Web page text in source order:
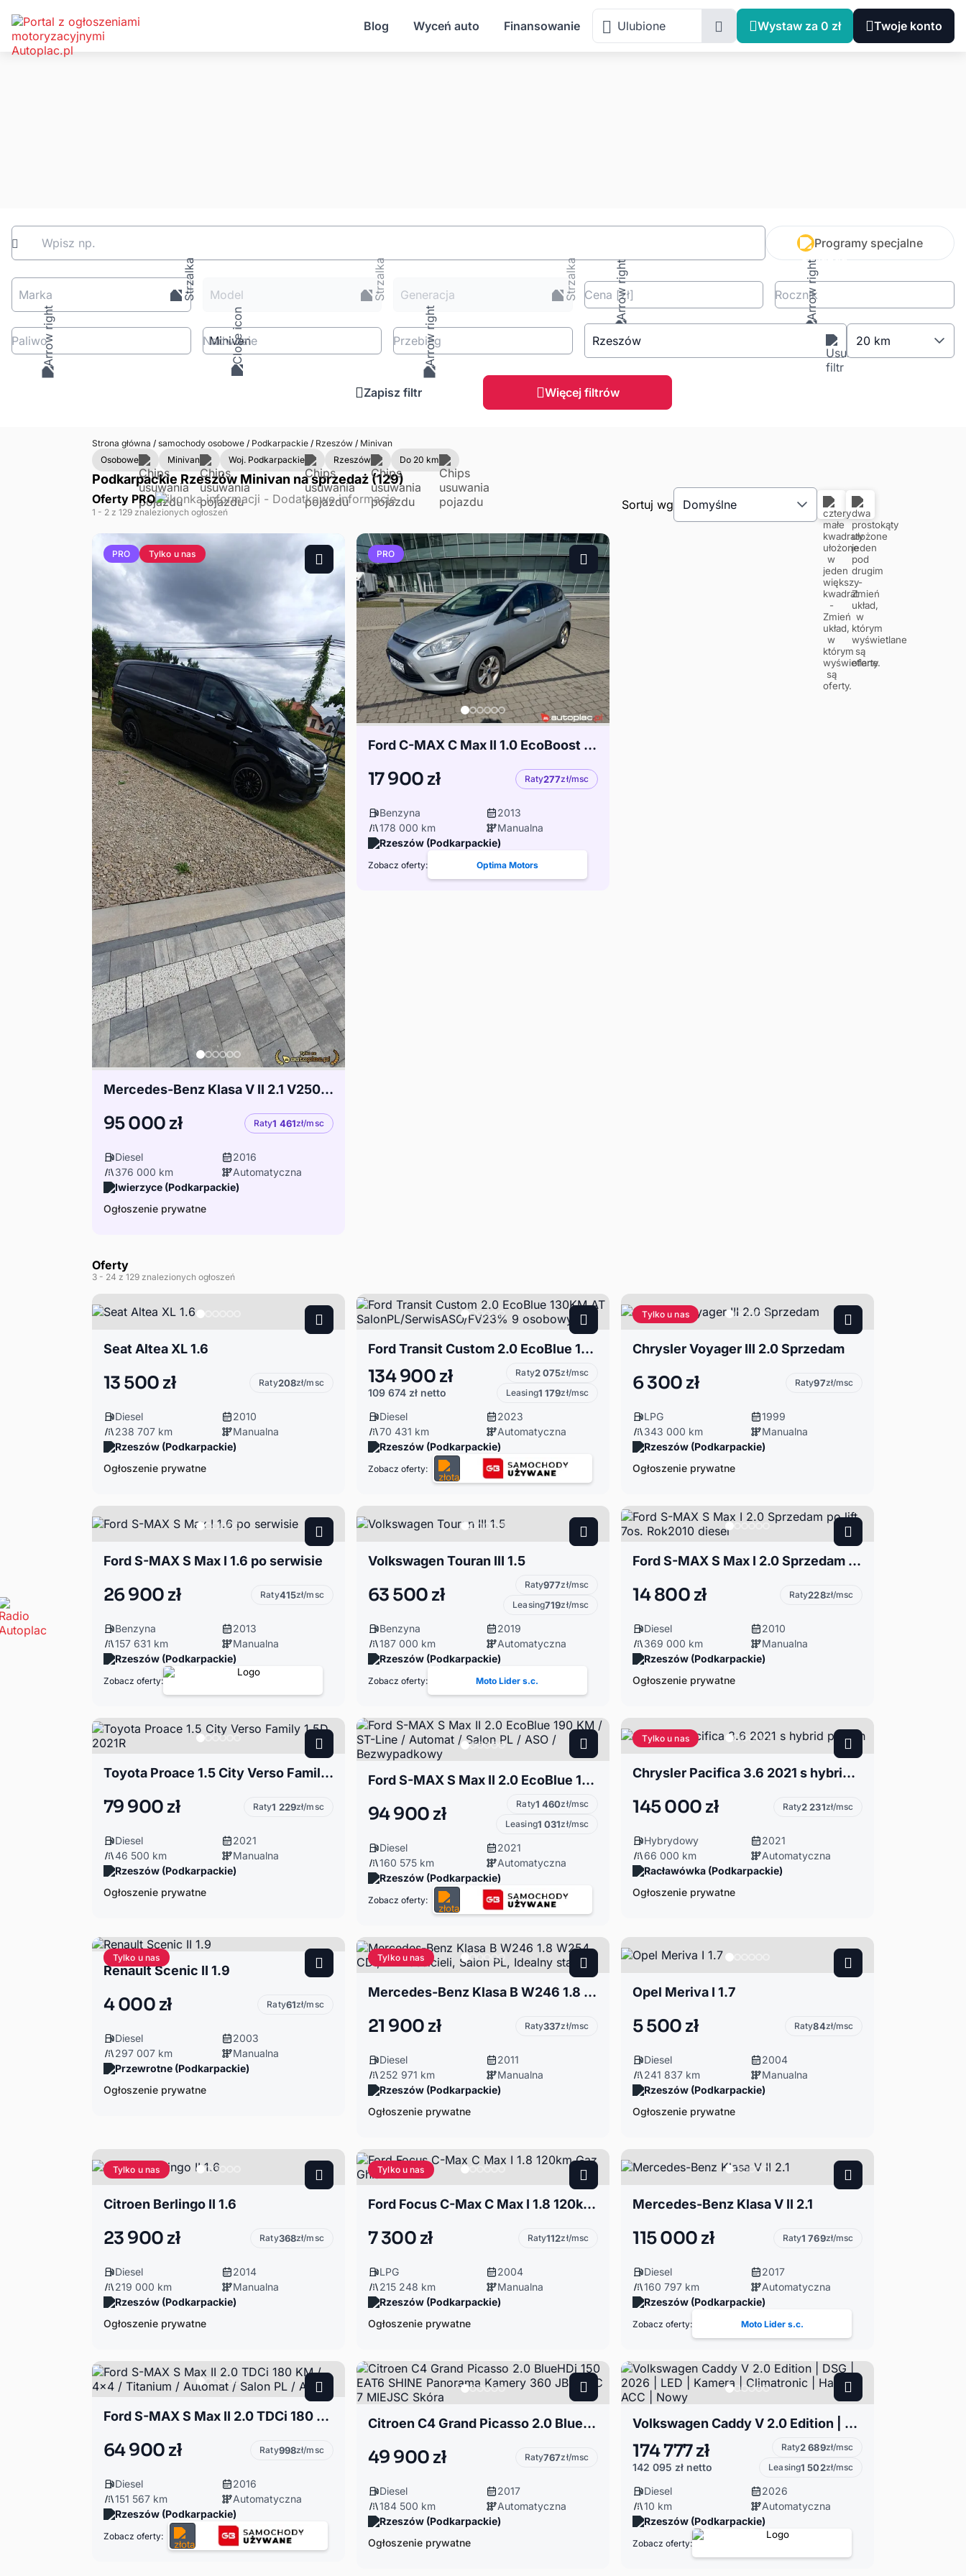
Blog Wyceń auto Finansowanie Ulubione Wystaw za 0 zł Twoje konto
Wpisz np. Programy specjalne
Marka Model Generacja Cena [zł] Rocznik
Paliwo Nadwozie Przebieg Rzeszów 20 km
Zapisz filtr Więcej filtrów
Strona główna /samochody osobowe /Podkarpackie /Rzeszów /Minivan
Osobowe
Minivan Woj. Podkarpackie Rzeszów Do 20 km
Podkarpackie Rzeszów Minivan na sprzedaż (129)
Oferty PRO
1 - 2 z 129 znalezionych ogłoszeń
Sortuj wg Domyślne
PRO Tylko u nas
Mercedes-Benz Klasa V II 2.1 V250d Avantgarde z windą. Lub zamiana
95 000 zł Raty1 461zł/msc
Diesel
2016
376 000 km
Automatyczna
Iwierzyce (Podkarpackie)
Ogłoszenie prywatne
PRO
Ford C-MAX C Max II 1.0 EcoBoost Champions Edition 178 tys. km nowy rozrząd
17 900 zł Raty277zł/msc
Benzyna
2013
178 000 km
Manualna
Rzeszów (Podkarpackie)
Zobacz oferty: Optima Motors
Oferty
3 - 24 z 129 znalezionych ogłoszeń
Seat Altea XL 1.6
13 500 zł Raty208zł/msc
Diesel
2010
238 707 km
Manualna
Rzeszów (Podkarpackie)
Ogłoszenie prywatne
Ford Transit Custom 2.0 EcoBlue 130KM AT SalonPL/SerwisASO/FV23% 9 osobowy
134 900 zł
109 674 zł netto
Raty2 075zł/msc
Leasing1 179zł/msc
Diesel
2023
70 431 km
Automatyczna
Rzeszów (Podkarpackie)
Zobacz oferty:
Tylko u nas
Chrysler Voyager III 2.0 Sprzedam
6 300 zł Raty97zł/msc
LPG
1999
343 000 km
Manualna
Rzeszów (Podkarpackie)
Ogłoszenie prywatne
Ford S-MAX S Max I 1.6 po serwisie
26 900 zł Raty415zł/msc
Benzyna
2013
157 631 km
Manualna
Rzeszów (Podkarpackie)
Zobacz oferty:
Volkswagen Touran III 1.5
63 500 zł Raty977zł/msc
Leasing719zł/msc
Benzyna
2019
187 000 km
Automatyczna
Rzeszów (Podkarpackie)
Zobacz oferty: Moto Lider s.c.
Ford S-MAX S Max I 2.0 Sprzedam po lift 7os. Rok2010 diesel
14 800 zł Raty228zł/msc
Diesel
2010
369 000 km
Manualna
Rzeszów (Podkarpackie)
Ogłoszenie prywatne
Toyota Proace 1.5 City Verso Family 1.5D 2021R
79 900 zł Raty1 229zł/msc
Diesel
2021
46 500 km
Manualna
Rzeszów (Podkarpackie)
Ogłoszenie prywatne
Ford S-MAX S Max II 2.0 EcoBlue 190 KM / ST-Line / Automat / Salon PL / ASO / Bezwypadkowy
94 900 zł Raty1 460zł/msc
Leasing1 031zł/msc
Diesel
2021
160 575 km
Automatyczna
Rzeszów (Podkarpackie)
Zobacz oferty:
Tylko u nas
Chrysler Pacifica 3.6 2021 s hybrid plug-in
145 000 zł Raty2 231zł/msc
Hybrydowy
2021
66 000 km
Automatyczna
Racławówka (Podkarpackie)
Ogłoszenie prywatne
Tylko u nas
Renault Scenic II 1.9
4 000 zł Raty61zł/msc
Diesel
2003
297 007 km
Manualna
Przewrotne (Podkarpackie)
Ogłoszenie prywatne
Tylko u nas
Mercedes-Benz Klasa B W246 1.8 W254, CDI, 2 Właścicieli, Salon PL, Idealny stan
21 900 zł Raty337zł/msc
Diesel
2011
252 971 km
Manualna
Rzeszów (Podkarpackie)
Ogłoszenie prywatne
Opel Meriva I 1.7
5 500 zł Raty84zł/msc
Diesel
2004
241 837 km
Manualna
Rzeszów (Podkarpackie)
Ogłoszenie prywatne
Tylko u nas
Citroen Berlingo II 1.6
23 900 zł Raty368zł/msc
Diesel
2014
219 000 km
Manualna
Rzeszów (Podkarpackie)
Ogłoszenie prywatne
Tylko u nas
Ford Focus C-Max C Max I 1.8 120km Gaz Ghia
7 300 zł Raty112zł/msc
LPG
2004
215 248 km
Manualna
Rzeszów (Podkarpackie)
Ogłoszenie prywatne
Mercedes-Benz Klasa V II 2.1
115 000 zł Raty1 769zł/msc
Diesel
2017
160 797 km
Automatyczna
Rzeszów (Podkarpackie)
Zobacz oferty: Moto Lider s.c.
Ford S-MAX S Max II 2.0 TDCi 180 KM / 4x4 / Titanium / Automat / Salon PL / ASO
64 900 zł Raty998zł/msc
Diesel
2016
151 567 km
Automatyczna
Rzeszów (Podkarpackie)
Zobacz oferty:
Citroen C4 Grand Picasso 2.0 BlueHDi 150 EAT6 SHINE Panorama Kamery 360 JBL ACC 7 MIEJSC Skóra
49 900 zł Raty767zł/msc
Diesel
2017
184 500 km
Automatyczna
Rzeszów (Podkarpackie)
Ogłoszenie prywatne
Volkswagen Caddy V 2.0 Edition | DSG | 2026 | LED | Kamera | Climatronic | Hak | ACC | Nowy
174 777 zł
142 095 zł netto
Raty2 689zł/msc
Leasing1 502zł/msc
Diesel
2026
10 km
Automatyczna
Rzeszów (Podkarpackie)
Zobacz oferty: